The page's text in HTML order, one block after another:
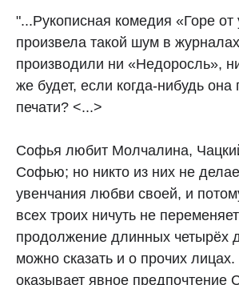
"...Рукописная комедия «Горе от
произвела такой шум в
производили ни «Недоросль»,
же будет, если когда-нибудь она
печати? <...>
Софья любит Молчалина,
Софью; но никто из них не
увенчания любви своей, и
всех троих ничуть не
продолжение длинных четырёх
можно сказать и о прочих
оказывает явное предпочтение